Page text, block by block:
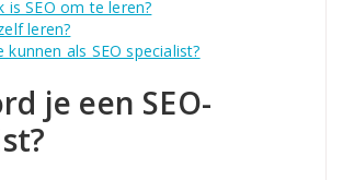
is SEO om te leren?
leren?
als SEO specialist?
je een SEO-